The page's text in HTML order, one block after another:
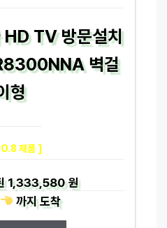
HD TV 방문설치
벽걸
형
제품 ]
1,333,580 원
까지도착